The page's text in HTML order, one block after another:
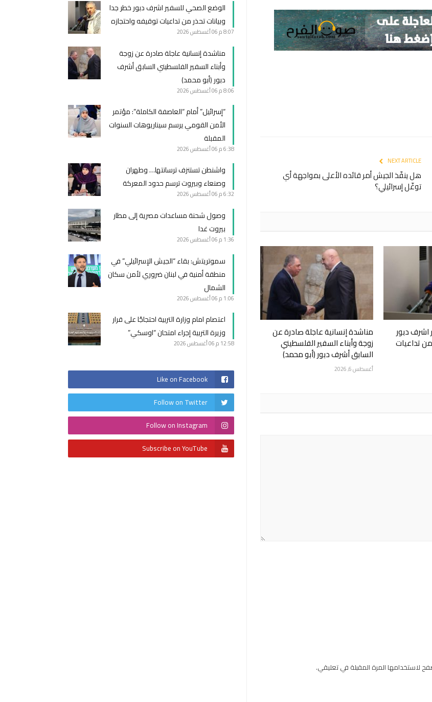
NEXT ARTICLE
هل ينفّذ الجيش أمر قائده الأعلى بمواجهة أي
توغّل إسرائيلي؟
دبور
تداعيات
مناشدة إنسانية عاجلة صادرة عن
زوجة وأبناء السفير الفلسطيني
السابق أشرف دبور (أبو محمد)
أغسطس 6, 2026
لاستخدامها المرة المقبلة في تعليقي.
الوضع الصحي للسفير اشرف دبور خطر جدا
وبيانات تحذر من تداعيات توقيفه واحتجازه
8:07 م 06 أغسطس 2026
مناشدة إنسانية عاجلة صادرة عن زوجة
وأبناء السفير الفلسطيني السابق أشرف
دبور (أبو محمد)
8:06 م 06 أغسطس 2026
“إسرائيل” أمام “العاصفة الكاملة”: مؤتمر
الأمن القومي يرسم سيناريوهات السنوات
المقبلة
6:38 م 06 أغسطس 2026
واشنطن تستنزف ترسانتها… وطهران
وصنعاء وبيروت ترسم حدود المعركة
6:32 م 06 أغسطس 2026
وصول شحنة مساعدات مصرية إلى مطار
بيروت غدا
1:36 م 06 أغسطس 2026
سموتريتش: بقاء “الجيش الإسرائيلي” في
منطقة أمنية في لبنان ضروري لأمن سكان
الشمال
1:06 م 06 أغسطس 2026
اعتصام امام وزارة التربية احتجاجًا على قرار
وزيرة التربية إجراء امتحان “اوسكي”
12:58 م 06 أغسطس 2026
Like on Facebook
Follow on Twitter
Follow on Instagram
Subscribe on YouTube